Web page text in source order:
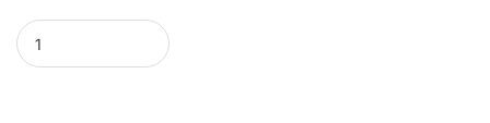
Sonda Temperatura Frigorifico VESTEL 32010909 cantidad